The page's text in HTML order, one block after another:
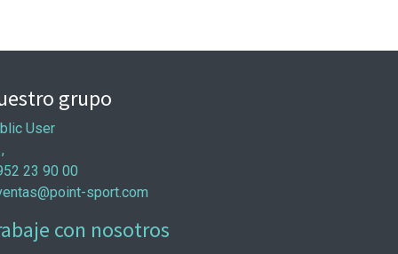
grupo
User
23 90 00
sport.com
con nosotros